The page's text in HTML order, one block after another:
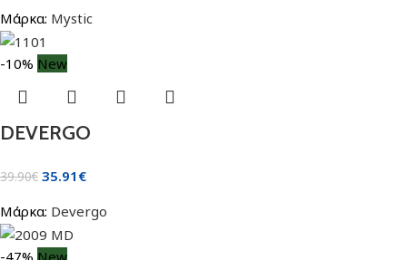
Μάρκα: Mystic
-10% New
DEVERGO
39.90€ 35.91 €
Μάρκα: Devergo
-47% New